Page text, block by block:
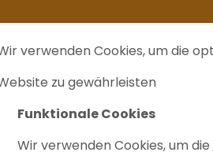
verwenden Cookies, um die
zu gewährleisten
Funktionale Cookies
Wir verwenden Cookies, um
ein zweites Leben
EINKAUF CHARITÄTEN
nachhaltig